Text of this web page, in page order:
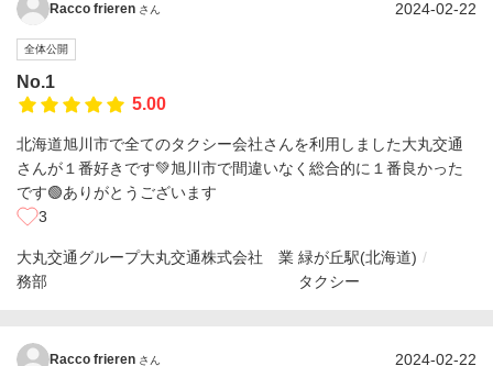
Racco frieren さん 2024-02-22
全体公開
No.1
5.00
北海道旭川市で全てのタクシー会社さんを利用しました大丸交通
さんが１番好きです💚旭川市で間違いなく総合的に１番良かった
です🟢ありがとうございます
3
大丸交通グループ大丸交通株式会社 業
務部
緑が丘駅(北海道)
タクシー
Racco frieren さん 2024-02-22